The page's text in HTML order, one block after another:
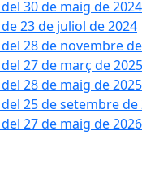
30 de maig de 2024
23 de juliol de 2024
28 de novembre
27 de març de 2025
28 de maig de 2025
25 de setembre de
27 de maig de 2026